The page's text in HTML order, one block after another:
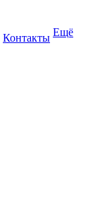
Контакты Ещё